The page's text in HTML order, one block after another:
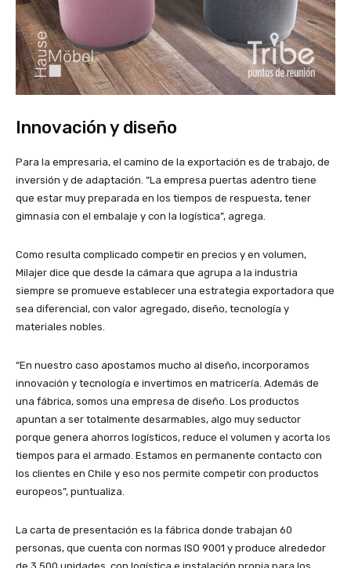
Innovación y diseño
Para la empresaria, el camino de la exportación es de trabajo, de
inversión y de adaptación. “La empresa puertas adentro tiene
que estar muy preparada en los tiempos de respuesta, tener
gimnasia con el embalaje y con la logística”, agrega.
Como resulta complicado competir en precios y en volumen,
Milajer dice que desde la cámara que agrupa a la industria
siempre se promueve establecer una estrategia exportadora que
sea diferencial, con valor agregado, diseño, tecnología y
materiales nobles.
“En nuestro caso apostamos mucho al diseño, incorporamos
innovación y tecnología e invertimos en matricería. Además de
una fábrica, somos una empresa de diseño. Los productos
apuntan a ser totalmente desarmables, algo muy seductor
porque genera ahorros logísticos, reduce el volumen y acorta los
tiempos para el armado. Estamos en permanente contacto con
los clientes en Chile y eso nos permite competir con productos
europeos”, puntualiza.
La carta de presentación es la fábrica donde trabajan 60
personas, que cuenta con normas ISO 9001 y produce alrededor